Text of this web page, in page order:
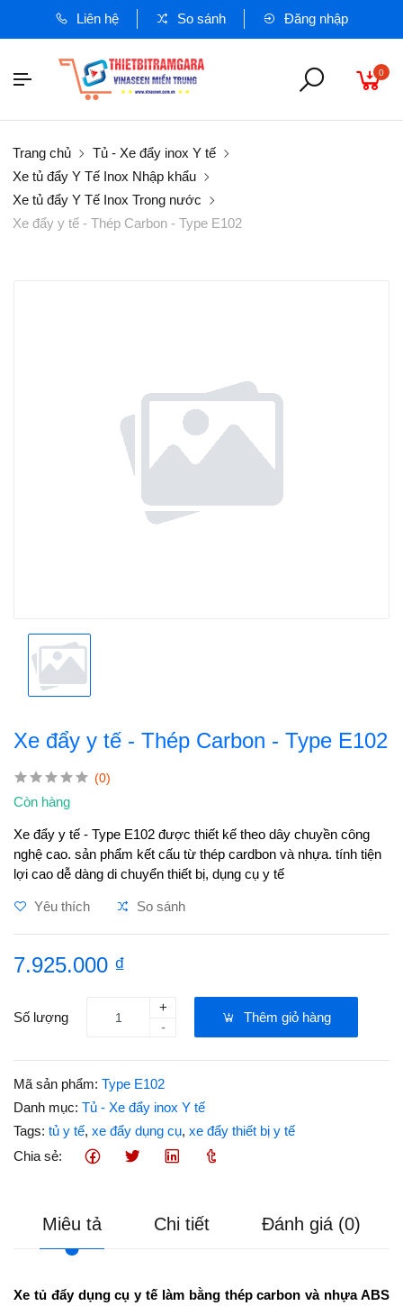
Liên hệ So sánh Đăng nhập
0
Trang chủ
Tủ - Xe đẩy inox Y tế
Xe tủ đẩy Y Tế Inox Nhập khẩu
Xe tủ đẩy Y Tế Inox Trong nước
Xe đẩy y tế - Thép Carbon - Type E102
Xe đẩy y tế - Thép Carbon - Type E102
(0)
Còn hàng
Xe đẩy y tế - Type E102 được thiết kế theo dây chuyền công
nghệ cao. sản phẩm kết cấu từ thép cardbon và nhựa. tính tiện
lợi cao dễ dàng di chuyển thiết bị, dụng cụ y tế
Yêu thích So sánh
7.925.000 ₫
Số lượng
+
-
Thêm giỏ hàng
Mã sản phẩm: Type E102
Danh mục: Tủ - Xe đẩy inox Y tế
Tags: tủ y tế, xe đẩy dụng cụ, xe đẩy thiết bị y tế
Chia sẻ:
Miêu tả Chi tiết Đánh giá (0)
Xe tủ đẩy dụng cụ y tế làm bằng thép carbon và nhựa ABS